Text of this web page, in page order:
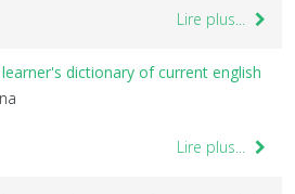
Lire plus...
dictionary of current english
Lire plus...